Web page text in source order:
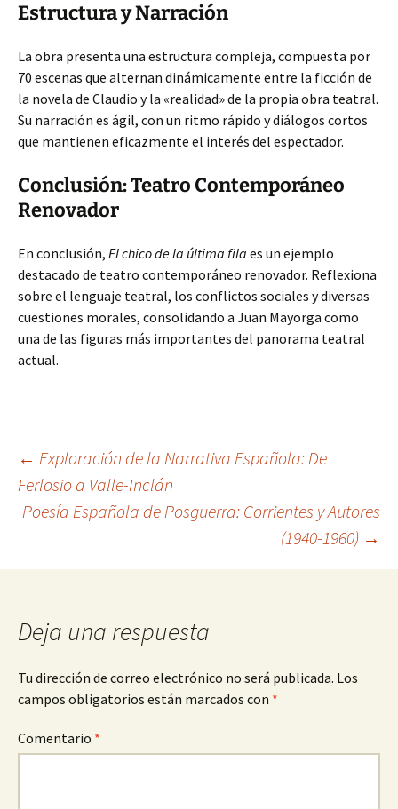
Estructura y Narración
La obra presenta una estructura compleja, compuesta por
70 escenas que alternan dinámicamente entre la ficción de
la novela de Claudio y la «realidad» de la propia obra teatral.
Su narración es ágil, con un ritmo rápido y diálogos cortos
que mantienen eficazmente el interés del espectador.
Conclusión: Teatro Contemporáneo
Renovador
En conclusión, El chico de la última fila es un ejemplo
destacado de teatro contemporáneo renovador. Reflexiona
sobre el lenguaje teatral, los conflictos sociales y diversas
cuestiones morales, consolidando a Juan Mayorga como
una de las figuras más importantes del panorama teatral
actual.
Navegación
de
entradas
← Exploración de la Narrativa Española: De
Ferlosio a Valle-Inclán
Poesía Española de Posguerra: Corrientes y Autores
(1940-1960) →
Deja una respuesta
Tu dirección de correo electrónico no será publicada. Los
campos obligatorios están marcados con *
Comentario *